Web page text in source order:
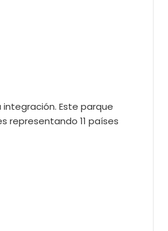
Este parque
representando 11 países